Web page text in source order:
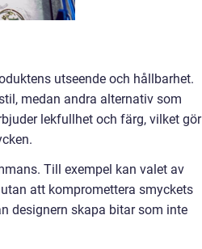
utseende och hållbarhet.
medan andra alternativ som
lekfullhet och färg, vilket gör
Till exempel kan valet av
att kompromettera smyckets
designern skapa bitar som inte